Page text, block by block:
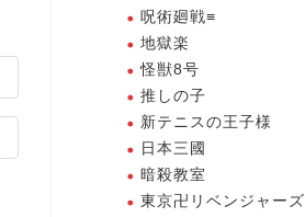
呪術廻戦≡
地獄楽
怪獣8号
推しの子
新テニスの王子様
日本三國
暗殺教室
東京卍リベンジャーズ